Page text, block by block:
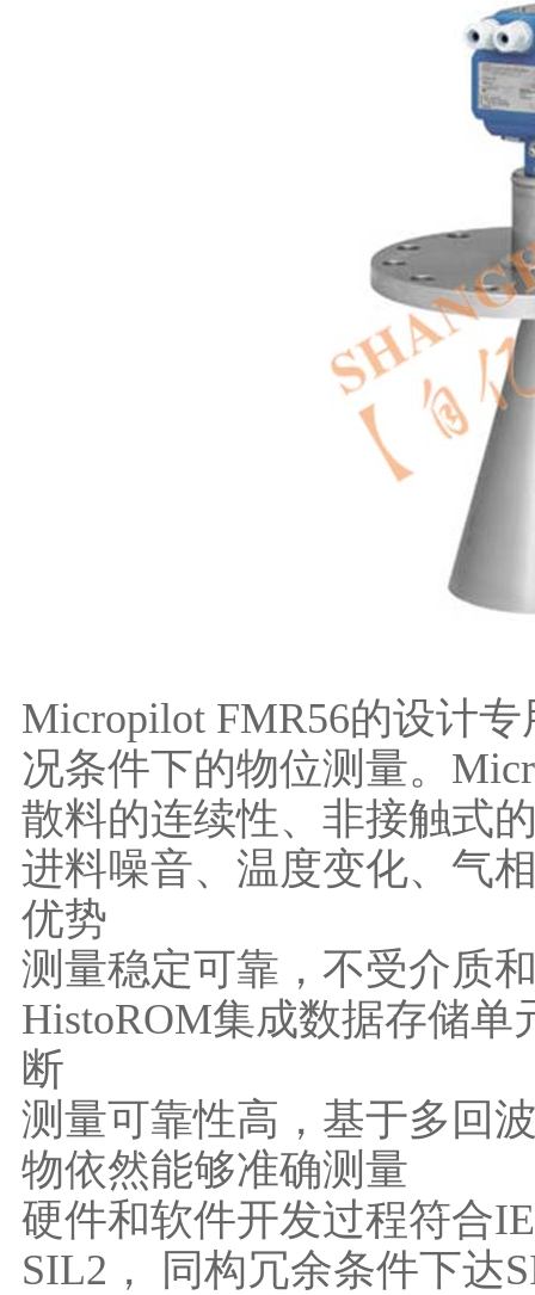
Micropilot FMR56的设计
况条件下的物位测量。
散料的连续性、非接触式
进料噪音、温度变化、气
优势
测量稳定可靠，不受介质
HistoROM集成数据存储
断
测量可靠性高，基于多回
物依然能够准确测量
硬件和软件开发过程符合
SIL2， 同构冗余条件下达